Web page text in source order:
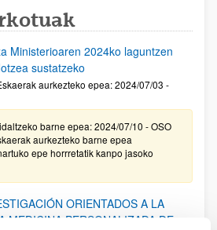
Ministerioaren 2024ko laguntzen
sustatzeko
aurkezteko epea: 2024/07/03 -
barne epea: 2024/07/10 - OSO
aurkezteko barne epea
epe horrretatik kanpo jasoko
ORIENTADOS A LA
MEDICINA PERSONALIZADA DE